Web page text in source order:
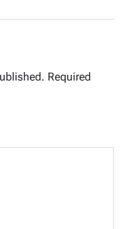
Required